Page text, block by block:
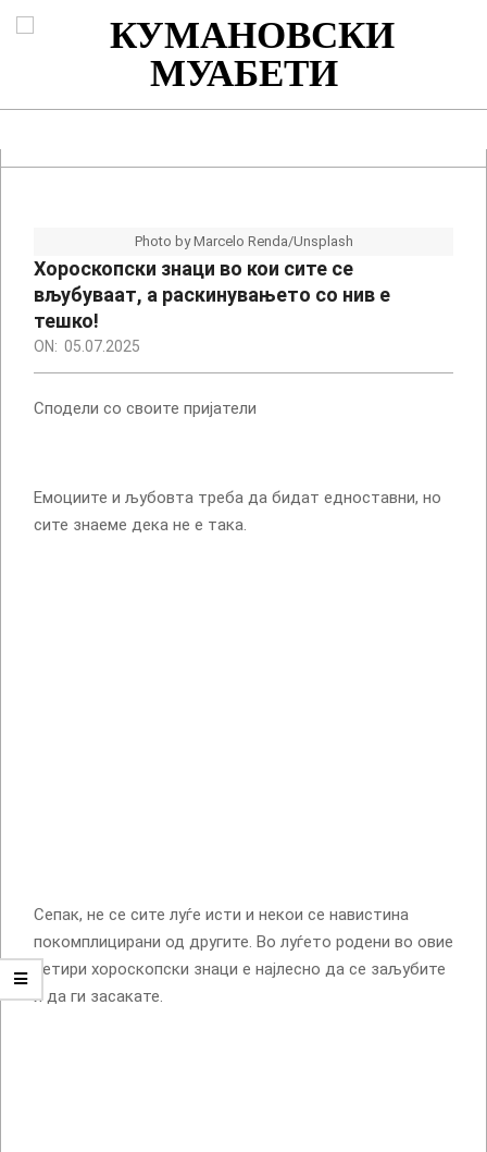
Skip
КУМАНОВСКИ
Photo by Marcelo Renda/Unsplash
Хороскопски знаци во кои сите се
вљубуваат, а раскинувањето со нив е
тешко!
ON: 05.07.2025
Сподели со своите пријатели
Емоциите и љубовта треба да бидат едноставни, но
сите знаеме дека не е така.
Сепак, не се сите луѓе исти и некои се навистина
покомплицирани од другите. Во луѓето родени во овие
четири хороскопски знаци е најлесно да се заљубите
и да ги засакате.